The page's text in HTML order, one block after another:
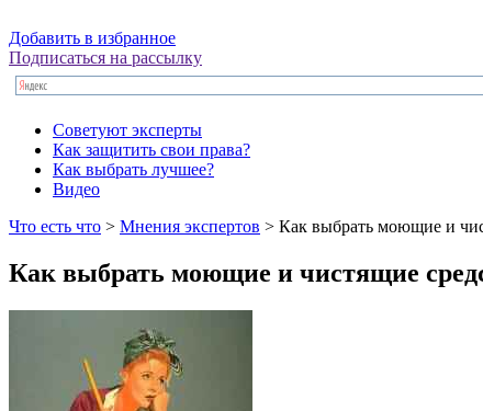
Добавить в избранное
Подписаться на рассылку
Советуют эксперты
Как защитить свои права?
Как выбрать лучшее?
Видео
Что есть что > Мнения экспертов > Как выбрать моющие и
Как выбрать моющие и чистящие